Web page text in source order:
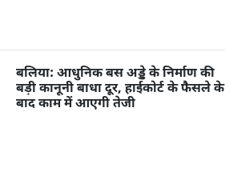
बलिया: आधुनिक बस अड्डे के निर्माण की
बड़ी कानूनी बाधा दूर, हाईकोर्ट के फैसले के
बाद काम में आएगी तेजी